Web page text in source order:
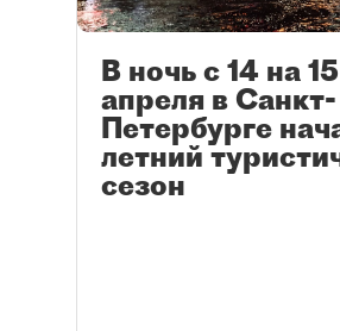
В ночь с 14 на 15
апреля в Санкт-
Петербурге
летний
сезон